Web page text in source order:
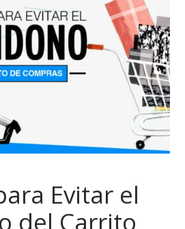
Evitar el
del Carrito